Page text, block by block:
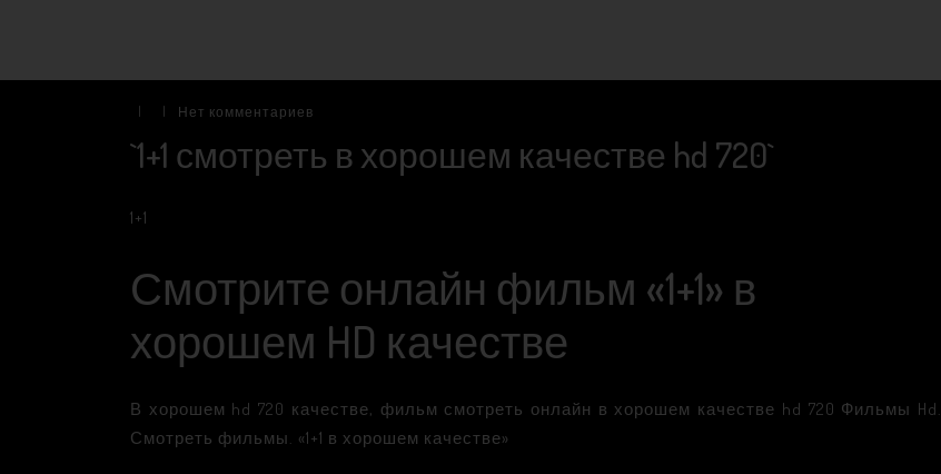
Нет комментариев
`1+1 смотреть в хорошем качестве hd 720`
1+1
Смотрите онлайн фильм «1+1» в
хорошем HD качестве
В хорошем hd 720 качестве, фильм смотреть онлайн в хорошем качестве hd 720 Фильмы Hd.
Смотреть фильмы. «1+1 в хорошем качестве»